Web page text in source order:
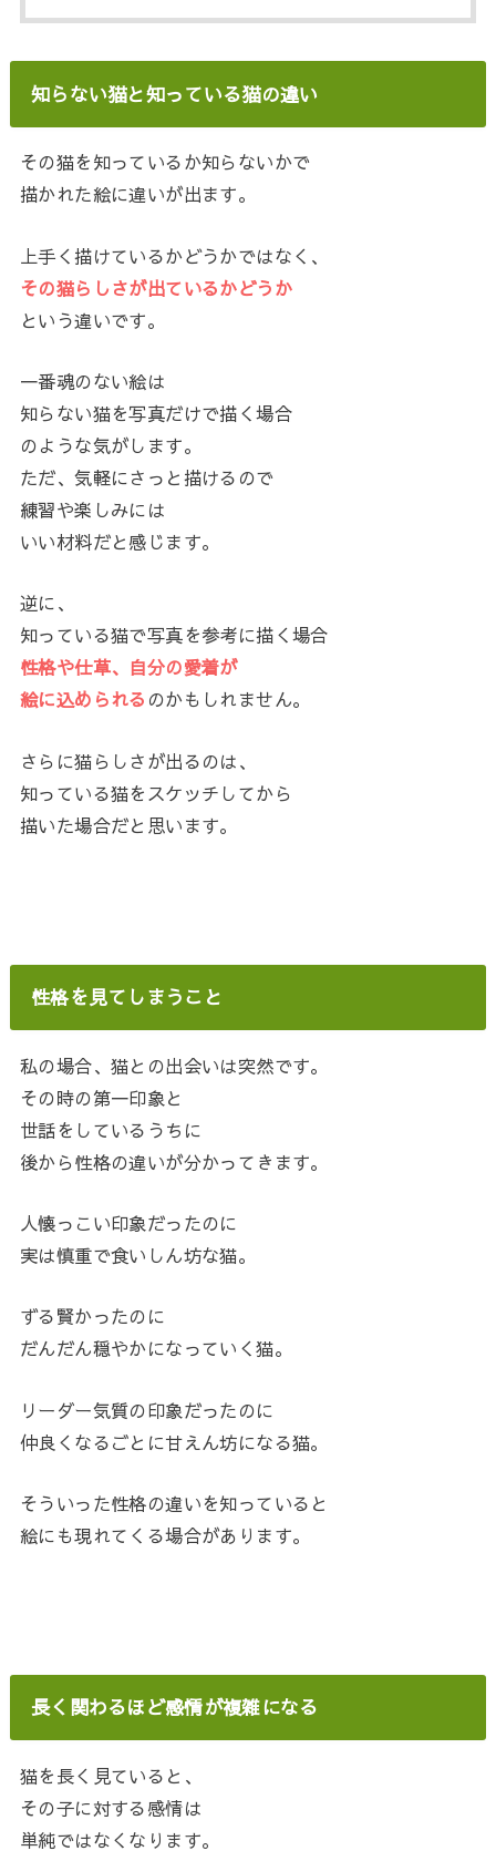
知らない猫と知っている猫の違い
その猫を知っているか知らないかで
描かれた絵に違いが出ます。
上手く描けているかどうかではなく、
その猫らしさが出ているかどうか
という違いです。
一番魂のない絵は
知らない猫を写真だけで描く場合
のような気がします。
ただ、気軽にさっと描けるので
練習や楽しみには
いい材料だと感じます。
逆に、
知っている猫で写真を参考に描く場合
性格や仕草、自分の愛着が
絵に込められる のかもしれません。
さらに猫らしさが出るのは、
知っている猫をスケッチしてから
描いた場合だと思います。
性格を見てしまうこと
私の場合、猫との出会いは突然です。
その時の第一印象と
世話をしているうちに
後から性格の違いが分かってきます。
人懐っこい印象だったのに
実は慎重で食いしん坊な猫。
ずる賢かったのに
だんだん穏やかになっていく猫。
リーダー気質の印象だったのに
仲良くなるごとに甘えん坊になる猫。
そういった性格の違いを知っていると
絵にも現れてくる場合があります。
長く関わるほど感情が複雑になる
猫を長く見ていると、
その子に対する感情は
単純ではなくなります。